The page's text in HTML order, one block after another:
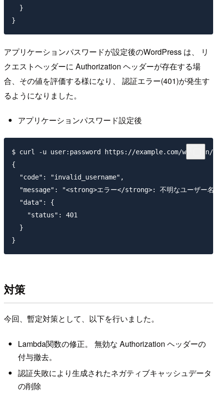
  }
アプリケーションパスワードが設定後のWordPress は、 リ
クエストヘッダーに Authorization ヘッダーが存在する場
合、その値を評価する様になり、 認証エラー(401)が発生す
るようになりました。
アプリケーションパスワード設定後
$ curl -u user:password https://example.com/wp-
{
  "code": "invalid_username",
"message": "<strong>エラー</strong>: 不明なユーザー名
  "data": {
    "status": 401
  }
対策
今回、暫定対策として、以下を行いました。
Lambda関数の修正。 無効な Authorization ヘッダーの
付与撤去。
認証失敗により生成されたネガティブキャッシュデータ
の削除